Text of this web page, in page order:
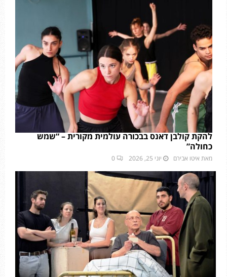
להקת קולבן דאנס בבכורה עולמית מקורית – “שמש
כחולה”
מאת איטו אבירם יוני 25, 2026 0